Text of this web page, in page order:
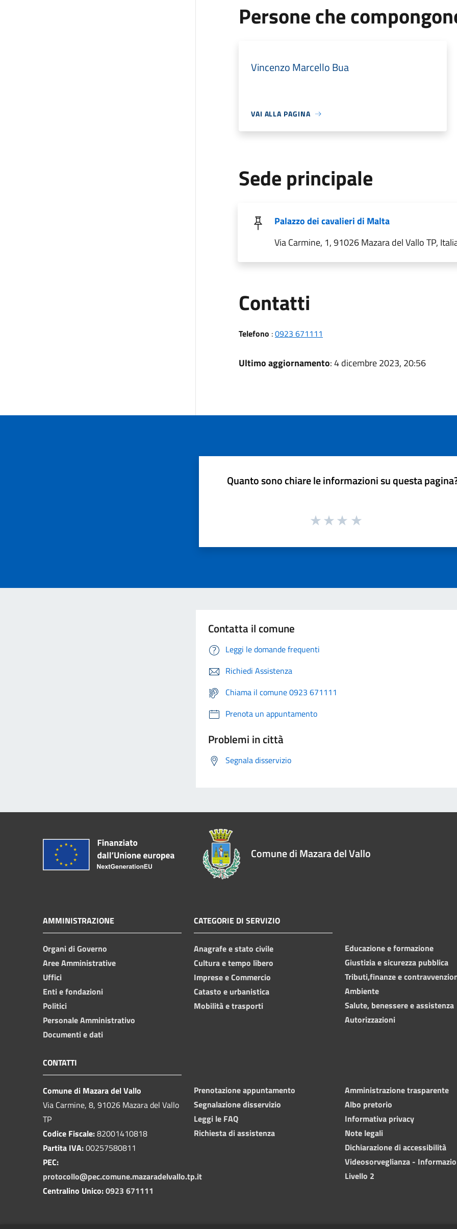
Persone che
Vincenzo Marcello Bua
VAI ALLA PAGINA
Sede principale
Palazzo dei cavalieri di Malta
Via Carmine, 1, 91026 Mazara del Vallo TP,
Contatti
Telefono :0923 671111
Ultimo aggiornamento: 4 dicembre 2023, 20:56
Quanto sono chiare le informazioni su questa
Contatta il comune
Leggi le domande frequenti
Richiedi Assistenza
Chiama il comune 0923 671111
Prenota un appuntamento
Problemi in città
Segnala disservizio
Comune di Mazara del Vallo
AMMINISTRAZIONE
Organi di Governo
Aree Amministrative
Uffici
Enti e fondazioni
Politici
Personale Amministrativo
Documenti e dati
CATEGORIE DI SERVIZIO
Anagrafe e stato civile
Cultura e tempo libero
Imprese e Commercio
Catasto e urbanistica
Mobilità e trasporti
Educazione e formazione
Giustizia e sicurezza pubblica
Tributi,finanze e
Ambiente
Salute, benessere e assistenza
Autorizzazioni
CONTATTI
Comune di Mazara del Vallo
Via Carmine, 8, 91026 Mazara del Vallo
TP
Codice Fiscale:82001410818
Partita IVA:00257580811
PEC:
protocollo@pec.comune.mazaradelvallo.tp.it
Centralino Unico:0923 671111
Prenotazione appuntamento
Segnalazione disservizio
Leggi le FAQ
Richiesta di assistenza
Amministrazione trasparente
Albo pretorio
Informativa privacy
Note legali
Dichiarazione di accessibilità
Videosorveglianza -
Livello 2